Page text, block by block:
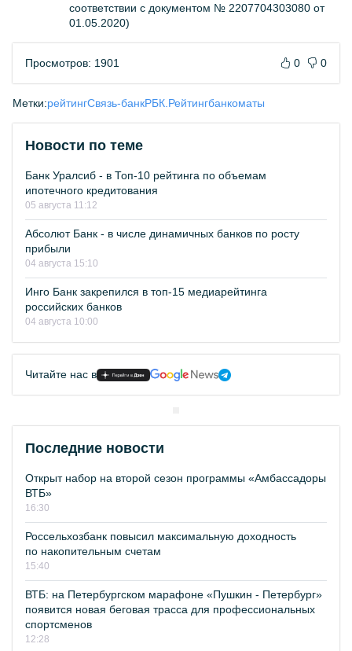
соответствии с документом № 2207704303080 от
01.05.2020)
Просмотров: 1901 0 0
Метки:рейтингСвязь-банкРБК.Рейтингбанкоматы
Новости по теме
Банк Уралсиб - в Топ-10 рейтинга по объемам
ипотечного кредитования
05 августа 11:12
Абсолют Банк - в числе динамичных банков по росту
прибыли
04 августа 15:10
Инго Банк закрепился в топ-15 медиарейтинга
российских банков
04 августа 10:00
Читайте нас в
Последние новости
Открыт набор на второй сезон программы «Амбассадоры
ВТБ»
16:30
Россельхозбанк повысил максимальную доходность
по накопительным счетам
15:40
ВТБ: на Петербургском марафоне «Пушкин - Петербург»
появится новая беговая трасса для профессиональных
спортсменов
12:28